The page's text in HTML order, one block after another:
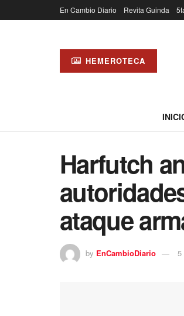
En Cambio Diario Revita Guinda
HEMEROTECA
Harfutch
ataque
by EnCambioDiario 5